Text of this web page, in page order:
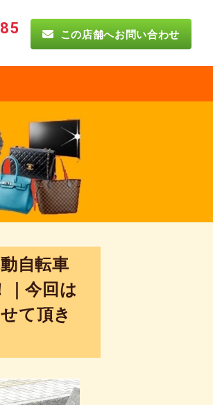
この店舗へお問い合わせ
自転車
｜今回は
て頂き